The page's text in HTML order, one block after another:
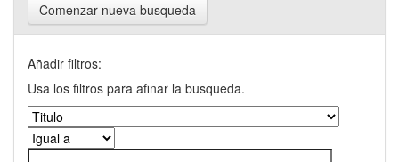
Comenzar nueva busqueda
Añadir filtros:
Usa los filtros para afinar la busqueda.